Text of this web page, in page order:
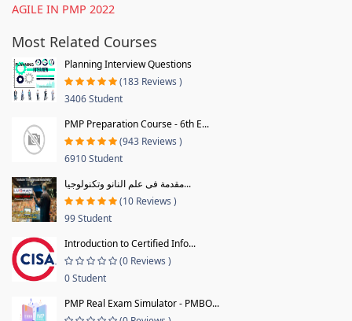
AGILE IN PMP 2022
Most Related Courses
Planning Interview Questions
(183 Reviews )
3406 Student
PMP Preparation Course - 6th E...
(943 Reviews )
6910 Student
مقدمة فى علم النانو وتكنولوجيا...
(10 Reviews )
99 Student
Introduction to Certified Info...
(0 Reviews )
0 Student
PMP Real Exam Simulator - PMBO...